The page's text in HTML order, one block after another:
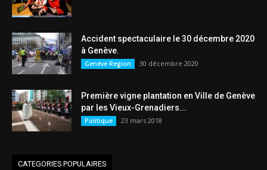
Accident spectaculaire le 30 décembre 2020
à Genève.
Genève Region 30 décembre 2020
Première vigne plantation en Ville de Genève
par les Vieux-Grenadiers...
Politique 23 mars 2018
CATEGORIES POPULAIRES